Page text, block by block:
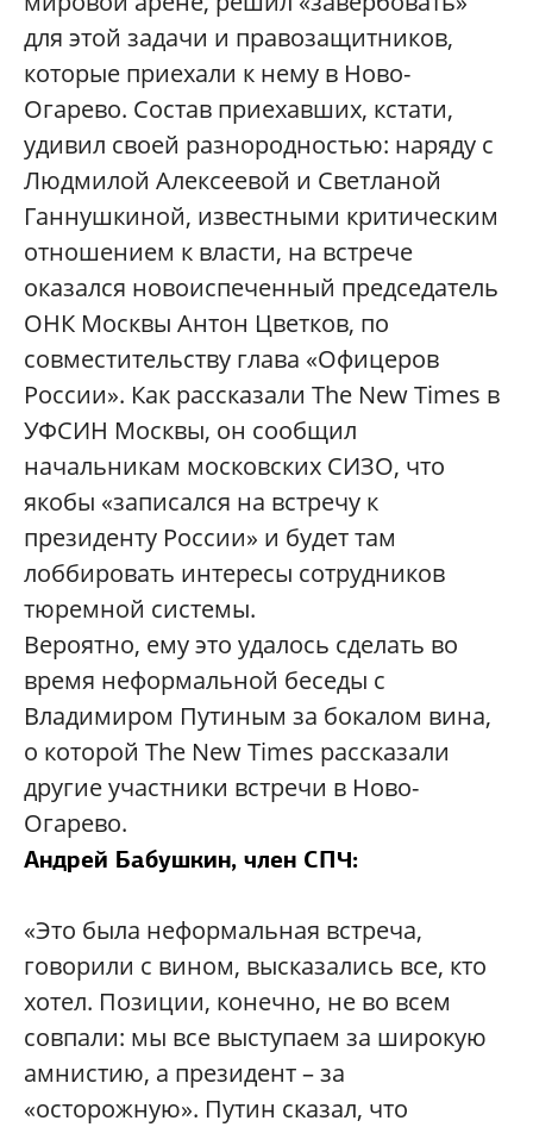
для этой задачи и правозащитников,
которые приехали к нему в Ново-
Огарево. Состав приехавших, кстати,
удивил своей разнородностью: наряду с
Людмилой Алексеевой и Светланой
Ганнушкиной, известными критическим
отношением к власти, на встрече
оказался новоиспеченный председатель
ОНК Москвы Антон Цветков, по
совместительству глава «Офицеров
России». Как рассказали The New Times в
УФСИН Москвы, он сообщил
начальникам московских СИЗО, что
якобы «записался на встречу к
президенту России» и будет там
лоббировать интересы сотрудников
тюремной системы.
Вероятно, ему это удалось сделать во
время неформальной беседы с
Владимиром Путиным за бокалом вина,
о которой The New Times рассказали
другие участники встречи в Ново-
Огарево.
Андрей Бабушкин, член СПЧ:
«Это была неформальная встреча,
говорили с вином, высказались все, кто
хотел. Позиции, конечно, не во всем
совпали: мы все выступаем за широкую
амнистию, а президент – за
«осторожную». Путин сказал, что